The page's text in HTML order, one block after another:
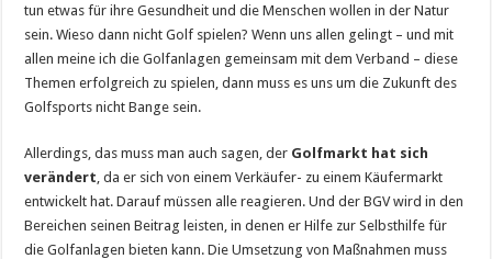
tun etwas für ihre Gesundheit und die Menschen wollen in der Natur
sein. Wieso dann nicht Golf spielen? Wenn uns allen gelingt – und mit
allen meine ich die Golfanlagen gemeinsam mit dem Verband – diese
Themen erfolgreich zu spielen, dann muss es uns um die Zukunft des
Golfsports nicht Bange sein.
Allerdings, das muss man auch sagen, der Golfmarkt hat sich
verändert , da er sich von einem Verkäufer- zu einem Käufermarkt
entwickelt hat. Darauf müssen alle reagieren. Und der BGV wird in den
Bereichen seinen Beitrag leisten, in denen er Hilfe zur Selbsthilfe für
die Golfanlagen bieten kann. Die Umsetzung von Maßnahmen muss